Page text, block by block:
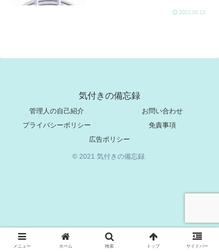
2022.05.13
気付きの備忘録
管理人の自己紹介
お問い合わせ
プライバシーポリシー
免責事項
広告ポリシー
© 2021 気付きの備忘録.
メニュー ホーム 検索 トップ サイドバー